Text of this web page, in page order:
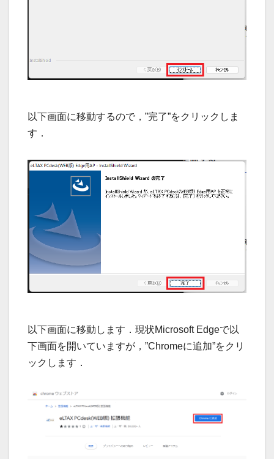
以下画面に移動するので，”完了”をクリックしま
す．
以下画面に移動します．現状Microsoft Edgeで以
下画面を開いていますが，”Chromeに追加”をクリ
ックします．